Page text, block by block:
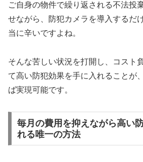
ご自身の物件で繰り返される不法投
せながら、防犯カメラを導入するだ
当に辛いですよね。
そんな苦しい状況を打開し、コスト
て高い防犯効果を手に入れることが、
ば実現可能です。
毎月の費用を抑えながら高い
れる唯一の方法